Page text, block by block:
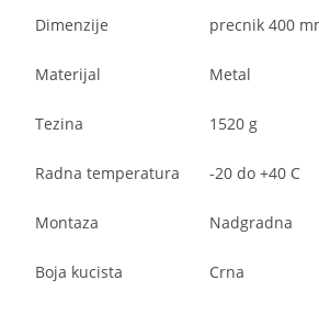
Dimenzije precnik 400
Materijal Metal
Tezina 1520 g
Radna temperatura -20 do +40 C
Montaza Nadgradna
Boja kucista Crna